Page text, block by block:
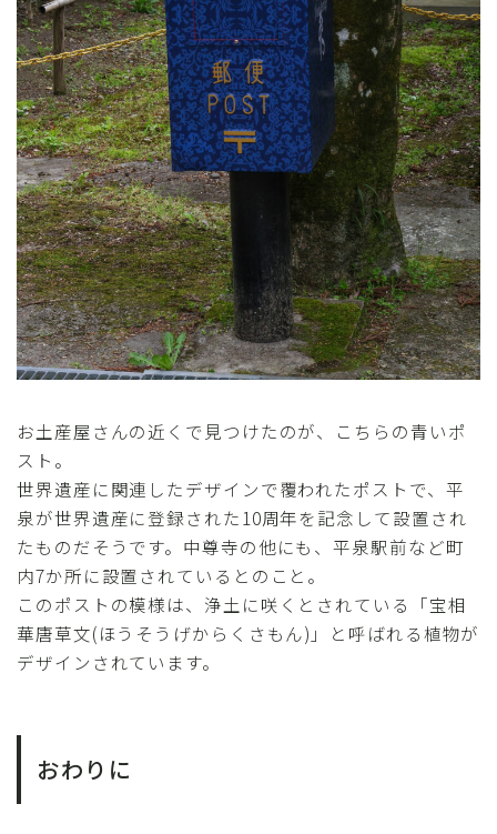
お土産屋さんの近くで見つけたのが、こちらの青いポ
スト。
世界遺産に関連したデザインで覆われたポストで、平
泉が世界遺産に登録された10周年を記念して設置され
たものだそうです。中尊寺の他にも、平泉駅前など町
内7か所に設置されているとのこと。
このポストの模様は、浄土に咲くとされている「宝相
華唐草文(ほうそうげからくさもん)」と呼ばれる植物が
デザインされています。
おわりに